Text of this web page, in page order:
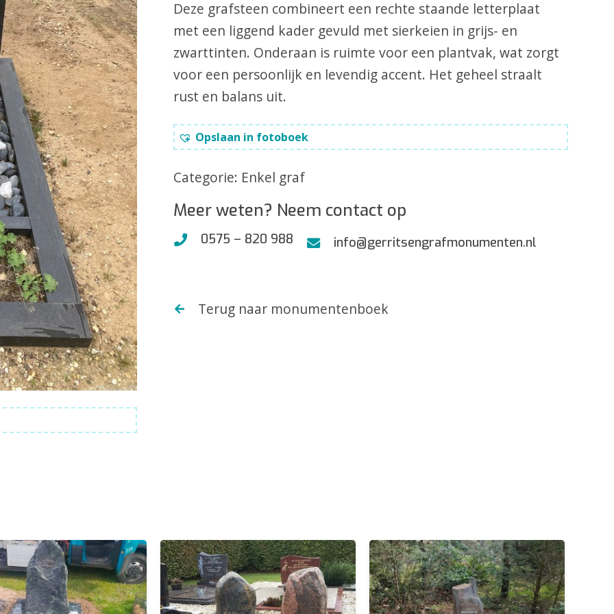
Deze grafsteen combineert een rechte staande letterplaat
met een liggend kader gevuld met sierkeien in grijs- en
zwarttinten. Onderaan is ruimte voor een plantvak, wat zorgt
voor een persoonlijk en levendig accent. Het geheel straalt
rust en balans uit.
Opslaan in fotoboek
Categorie: Enkel graf
Meer weten? Neem contact op
0575 – 820 988 info@gerritsengrafmonumenten.nl
Terug naar monumentenboek